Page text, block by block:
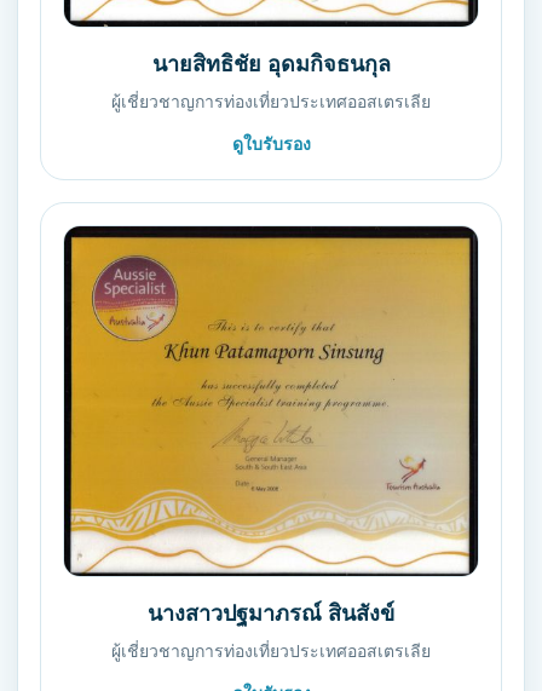
นายสิทธิชัย อุดมกิจธนกุล
ผู้เชี่ยวชาญการท่องเที่ยวประเทศออสเตรเลีย
ดูใบรับรอง
นางสาวปฐมาภรณ์ สินสังข์
ผู้เชี่ยวชาญการท่องเที่ยวประเทศออสเตรเลีย